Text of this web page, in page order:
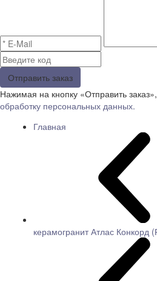
Отправить заказ
Нажимая на кнопку «Отправить
обработку персональных данных.
Главная
керамогранит Атлас Конкорд